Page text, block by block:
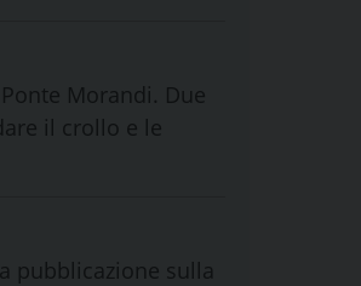
Morandi. Due
il crollo e le
pubblicazione sulla